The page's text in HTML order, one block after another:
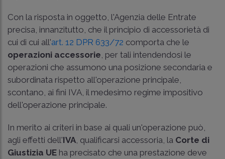
Con la risposta in oggetto, l'Agenzia delle Entrate
precisa, innanzitutto, che il principio di accessorietà di
cui di cui all'art. 12 DPR 633/72 comporta che le
operazioni accessorie , per tali intendendosi le
operazioni che assumono una posizione secondaria e
subordinata rispetto all'operazione principale,
scontano, ai fini IVA, il medesimo regime impositivo
dell'operazione principale.
In merito ai criteri in base ai quali un'operazione può,
agli effetti dell'IVA , qualificarsi accessoria, la Corte di
Giustizia UE ha precisato che una prestazione deve